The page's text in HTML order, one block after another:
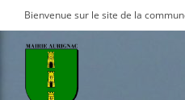
to
content
Bienvenue sur le site de la